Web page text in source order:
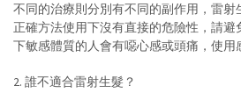
不同的治療則分別有不同的副作用，雷射
正確方法使用下沒有直接的危險性，請
下敏感體質的人會有噁心感或頭痛，使用
2. 誰不適合雷射生髮？